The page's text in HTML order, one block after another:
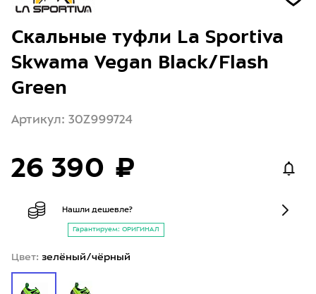
Скальные туфли La Sportiva
Skwama Vegan Black/Flash
Green
Артикул: 30Z999724
26 390 ₽
Нашли дешевле?
Гарантируем: ОРИГИНАЛ
Цвет: зелёный/чёрный